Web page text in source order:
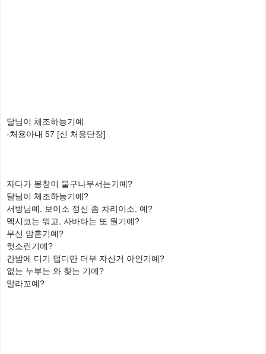
달님이 체조하능기예
-처용아내 57 [신 처용단장]
자다가 봉창이 물구나무서는기예?
달님이 체조하능기예?
서방님예. 보이소 정신 좀 차리이소. 예?
멕시코는 뭐고, 사바타는 또 뭔기예?
무신 암혼기예?
헛소린기예?
간밤에 디기 덥디만 더부 자신거 아인기예?
없는 누부는 와 찾는 기예?
말라꼬예?